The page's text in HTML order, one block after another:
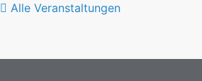
Alle Veranstaltungen